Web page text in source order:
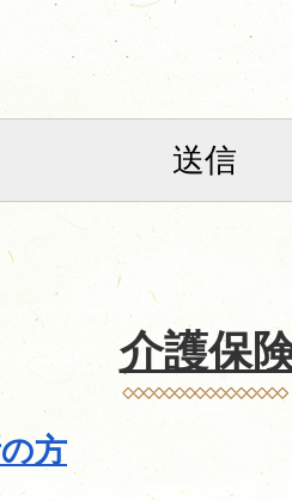
介護保
方